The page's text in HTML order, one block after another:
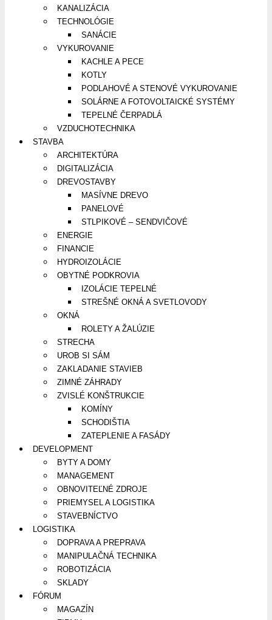
KANALIZÁCIA
TECHNOLÓGIE
SANÁCIE
VYKUROVANIE
KACHLE A PECE
KOTLY
PODLAHOVÉ A STENOVÉ VYKUROVANIE
SOLÁRNE A FOTOVOLTAICKÉ SYSTÉMY
TEPELNÉ ČERPADLÁ
VZDUCHOTECHNIKA
STAVBA
ARCHITEKTÚRA
DIGITALIZÁCIA
DREVOSTAVBY
MASÍVNE DREVO
PANELOVÉ
STLPIKOVÉ – SENDVIČOVÉ
ENERGIE
FINANCIE
HYDROIZOLÁCIE
OBYTNÉ PODKROVIA
IZOLÁCIE TEPELNÉ
STREŠNÉ OKNÁ A SVETLOVODY
OKNÁ
ROLETY A ŽALÚZIE
STRECHA
UROB SI SÁM
ZAKLADANIE STAVIEB
ZIMNÉ ZÁHRADY
ZVISLÉ KONŠTRUKCIE
KOMÍNY
SCHODIŠTIA
ZATEPLENIE A FASÁDY
DEVELOPMENT
BYTY A DOMY
MANAGEMENT
OBNOVITEĽNÉ ZDROJE
PRIEMYSEL A LOGISTIKA
STAVEBNÍCTVO
LOGISTIKA
DOPRAVA A PREPRAVA
MANIPULAČNÁ TECHNIKA
ROBOTIZÁCIA
SKLADY
FÓRUM
MAGAZÍN